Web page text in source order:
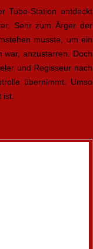
Tube-Station entdeckt
Sehr zum Ärger der
musste, um ein
war, anzustarren. Doch
und Regisseur nach
übernimmt. Umso